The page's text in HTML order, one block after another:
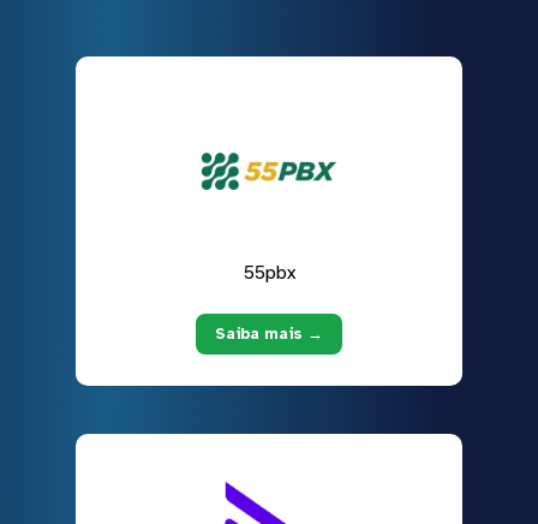
55pbx
Saiba mais →